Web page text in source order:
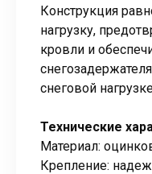
Конструкция
нагрузку,
кровли и
снеговой
Технические
Материал:
Крепление: